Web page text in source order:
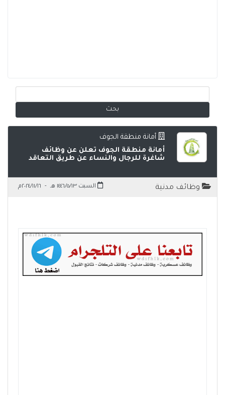
أمانة منطقة الجوف
أمانة منطقة الجوف تعلن عن وظائف
شاغرة للرجال والنساء عن طريق التعاقد
وظائف مدنية السبت ١٤٤٦/٥/١٣ هـ - ٢٠٢٤/١١/١٦م